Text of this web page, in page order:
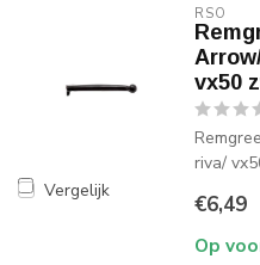
Vergelijk
RSO
vx50
riva/
€6,49
Op